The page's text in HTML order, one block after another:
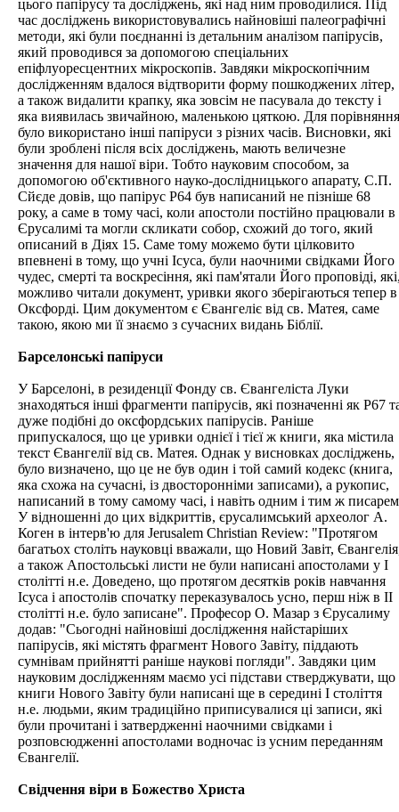
цього папірусу та досліджень, які над ним проводилися. Під
час досліджень використовувались найновіші палеографічні
методи, які були поєднанні із детальним аналізом папірусів,
який проводився за допомогою спеціальних
епіфлуоресцентних мікроскопів. Завдяки мікроскопічним
дослідженням вдалося відтворити форму пошкоджених літер,
а також видалити крапку, яка зовсім не пасувала до тексту і
яка виявилась звичайною, маленькою цяткою. Для порівняння
було використано інші папіруси з різних часів. Висновки, які
були зроблені після всіх досліджень, мають величезне
значення для нашої віри. Тобто науковим способом, за
допомогою об'єктивного науко-дослідницького апарату, С.П.
Сйєде довів, що папірус Р64 був написаний не пізніше 68
року, а саме в тому часі, коли апостоли постійно працювали в
Єрусалимі та могли скликати собор, схожий до того, який
описаний в Діях 15. Саме тому можемо бути цілковито
впевнені в тому, що учні Ісуса, були наочними свідками Його
чудес, смерті та воскресіння, які пам'ятали Його проповіді,
можливо читали документ, уривки якого зберігаються тепер в
Оксфорді. Цим документом є Євангеліє від св. Матея, саме
такою, якою ми її знаємо з сучасних видань Біблії.
Барселонські папіруси
У Барселоні, в резиденції Фонду св. Євангеліста Луки
знаходяться інші фрагменти папірусів, які позначенні як Р67
дуже подібні до оксфордських папірусів. Раніше
припускалося, що це уривки однієї і тієї ж книги, яка містила
текст Євангелії від св. Матея. Однак у висновках досліджень,
було визначено, що це не був один і той самий кодекс (книга,
яка схожа на сучасні, із двосторонніми записами), а рукопис,
написаний в тому самому часі, і навіть одним і тим ж
У відношенні до цих відкриттів, єрусалимський археолог А.
Коген в інтерв'ю для Jerusalem Christian Review: "Протягом
багатьох століть науковці вважали, що Новий Завіт,
а також Апостольські листи не були написані апостолами у І
столітті н.е. Доведено, що протягом десятків років навчання
Ісуса і апостолів спочатку переказувалось усно, перш ніж в ІІ
столітті н.е. було записане". Професор О. Мазар з Єрусалиму
додав: "Сьогодні найновіші дослідження найстаріших
папірусів, які містять фрагмент Нового Завіту, піддають
сумнівам прийнятті раніше наукові погляди". Завдяки цим
науковим дослідженням маємо усі підстави стверджувати, що
книги Нового Завіту були написані ще в середині І століття
н.е. людьми, яким традиційно приписувалися ці записи, які
були прочитані і затвердженні наочними свідками і
розповсюдженні апостолами водночас із усним переданням
Євангелії.
Свідчення віри в Божество Христа